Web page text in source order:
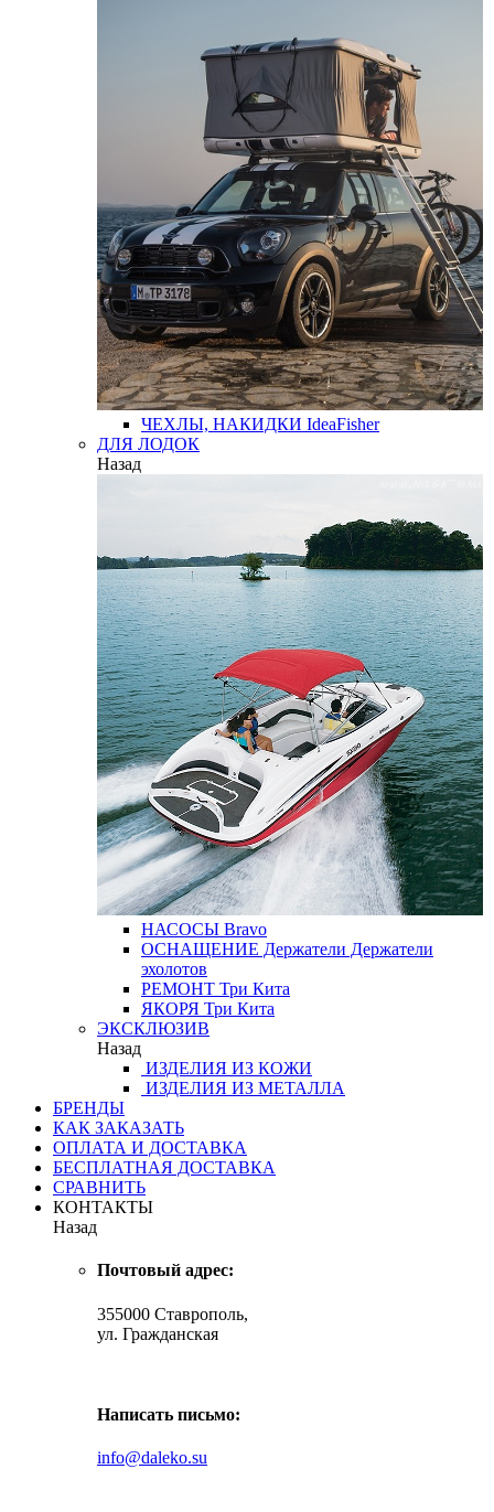
ЧЕХЛЫ, НАКИДКИ IdeaFisher
ДЛЯ ЛОДОК
Назад
НАСОСЫ Bravo
ОСНАЩЕНИЕ Держатели Держатели
эхолотов
РЕМОНТ Три Кита
ЯКОРЯ Три Кита
ЭКСКЛЮЗИВ
Назад
ИЗДЕЛИЯ ИЗ КОЖИ
ИЗДЕЛИЯ ИЗ МЕТАЛЛА
БРЕНДЫ
КАК ЗАКАЗАТЬ
ОПЛАТА И ДОСТАВКА
БЕСПЛАТНАЯ ДОСТАВКА
СРАВНИТЬ
КОНТАКТЫ
Назад
Почтовый адрес:
355000 Ставрополь,
ул. Гражданская
Написать письмо:
info@daleko.su